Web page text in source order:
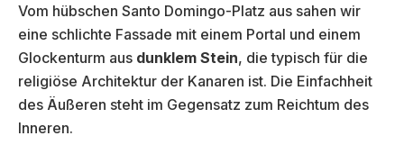
Vom hübschen Santo Domingo-Platz aus sahen wir
eine schlichte Fassade mit einem Portal und einem
Glockenturm aus dunklem Stein, die typisch für die
religiöse Architektur der Kanaren ist. Die Einfachheit
des Äußeren steht im Gegensatz zum Reichtum des
Inneren.